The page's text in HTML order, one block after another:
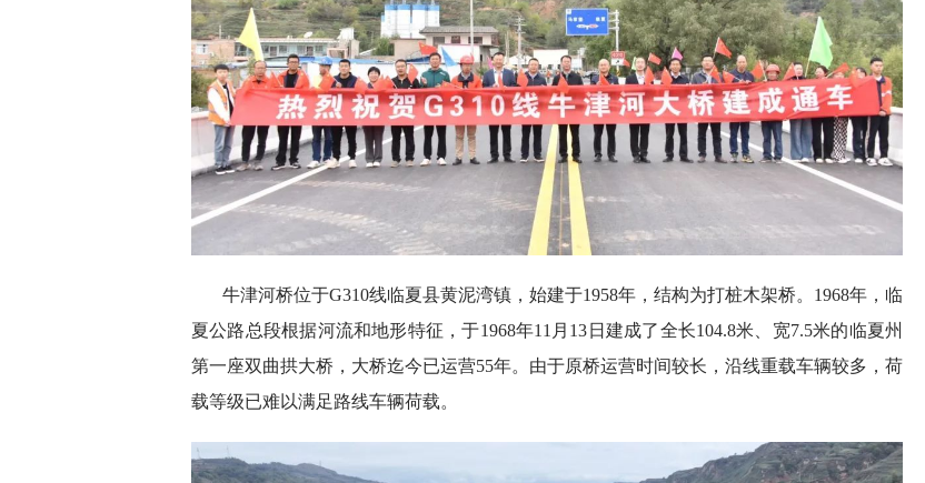
牛津河桥位于G310线临夏县黄泥湾镇，始建于1958年，结构为打桩木架桥。1968年，临
夏公路总段根据河流和地形特征，于1968年11月13日建成了全长104.8米、宽7.5米的临夏州
第一座双曲拱大桥，大桥迄今已运营55年。由于原桥运营时间较长，沿线重载车辆较多，荷
载等级已难以满足路线车辆荷载。